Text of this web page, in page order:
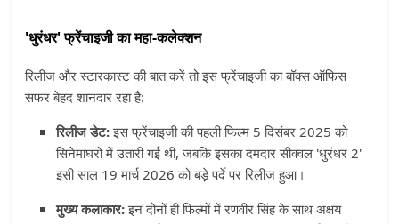
'धुरंधर' फ्रेंचाइजी का महा-कलेक्शन
रिलीज और स्टारकास्ट की बात करें तो इस फ्रेंचाइजी का बॉक्स ऑफिस
सफर बेहद शानदार रहा है:
रिलीज डेट:इस फ्रेंचाइजी की पहली फिल्म 5 दिसंबर 2025 को
सिनेमाघरों में उतारी गई थी, जबकि इसका दमदार सीक्वल 'धुरंधर 2'
इसी साल 19 मार्च 2026 को बड़े पर्दे पर रिलीज हुआ।
मुख्य कलाकार:इन दोनों ही फिल्मों में रणवीर सिंह के साथ अक्षय